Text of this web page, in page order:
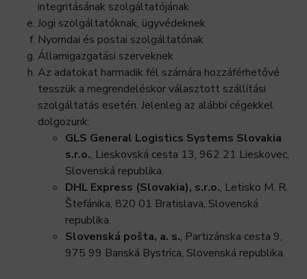
integritásának szolgáltatójának
Jogi szolgáltatóknak, ügyvédeknek
Nyomdai és postai szolgáltatónak
Államigazgatási szerveknek
Az adatokat harmadik fél számára hozzáférhetővé
tesszük a megrendeléskor választott szállítási
szolgáltatás esetén. Jelenleg az alábbi cégekkel
dolgozunk:
GLS General Logistics Systems Slovakia
s.r.o., Lieskovská cesta 13, 962 21 Lieskovec,
Slovenská republika.
DHL Express (Slovakia), s.r.o., Letisko M. R.
Štefánika, 820 01 Bratislava, Slovenská
republika.
Slovenská pošta, a. s., Partizánska cesta 9,
975 99 Banská Bystrica, Slovenská republika.